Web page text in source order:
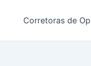
Corretoras de